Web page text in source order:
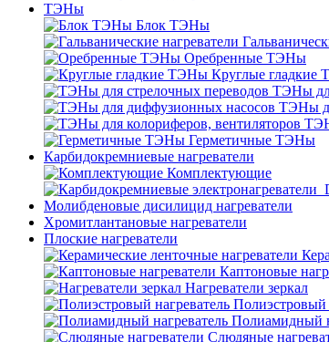
ТЭНы
Блок ТЭНы
Оребренные ТЭНы
Круглые гладкие
ТЭНы
ТЭНы
Герметичные ТЭНы
Карбидокремниевые нагреватели
Комплектующие
Молибденовые дисилицид нагреватели
Хромитлантановые нагреватели
Плоские нагреватели
Каптоновые
Нагреватели зеркал
Полиэстровый
Полиамидный
Слюдяные